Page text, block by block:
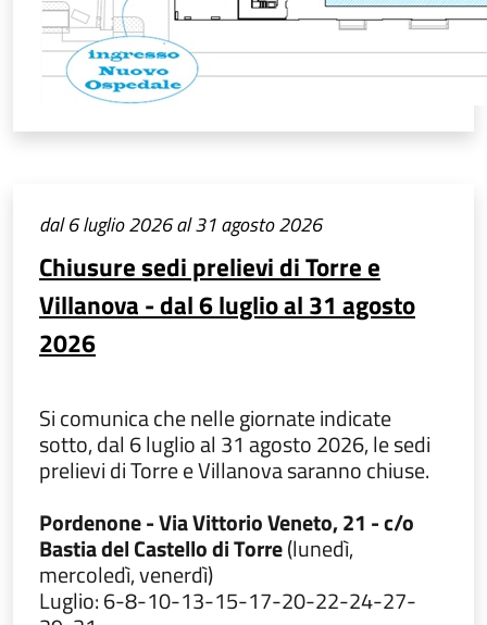
dal 6 luglio 2026 al 31 agosto 2026
Chiusure sedi prelievi di Torre e
Villanova - dal 6 luglio al 31 agosto
2026
Si comunica che nelle giornate indicate
sotto, dal 6 luglio al 31 agosto 2026, le sedi
prelievi di Torre e Villanova saranno chiuse.
Pordenone - Via Vittorio Veneto, 21 - c/o
Bastia del Castello di Torre(lunedì,
mercoledì, venerdì)
Luglio: 6-8-10-13-15-17-20-22-24-27-